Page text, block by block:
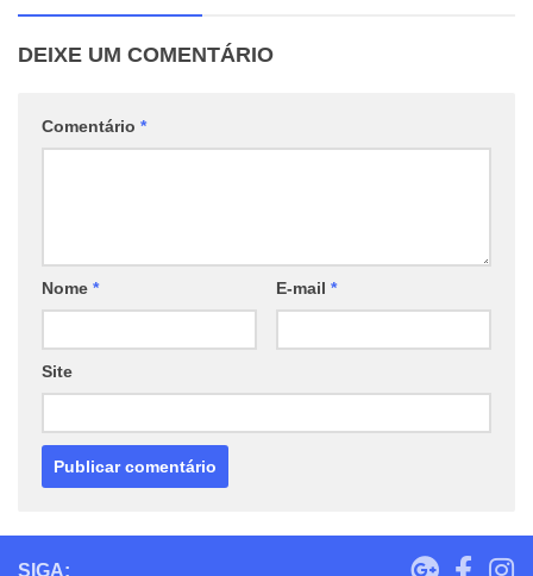
DEIXE UM COMENTÁRIO
Comentário *
Nome * E-mail *
Site
SIGA: